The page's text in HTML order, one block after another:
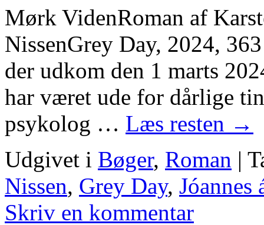
Mørk VidenRoman af
NissenGrey Day, 2024,
der udkom den 1 marts
har været ude for dårlige
psykolog … Læs resten →
Udgivet i Bøger, Roman |
Nissen, Grey Day, Jóannes
Skriv en kommentar